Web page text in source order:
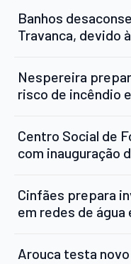
Banhos
Travanca, devido
Nespereira
risco de incêndio
Centro Social de
com inauguração
Cinfães prepara
em redes de água
Arouca testa